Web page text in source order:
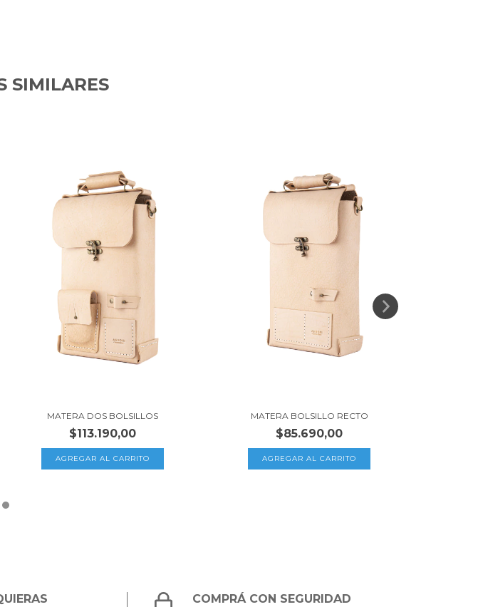
SIMILARES
MATERA DOS BOLSILLOS
$113.190,00
MATERA BOLSILLO RECTO
$85.690,00
COMPRÁ CON SEGURIDAD